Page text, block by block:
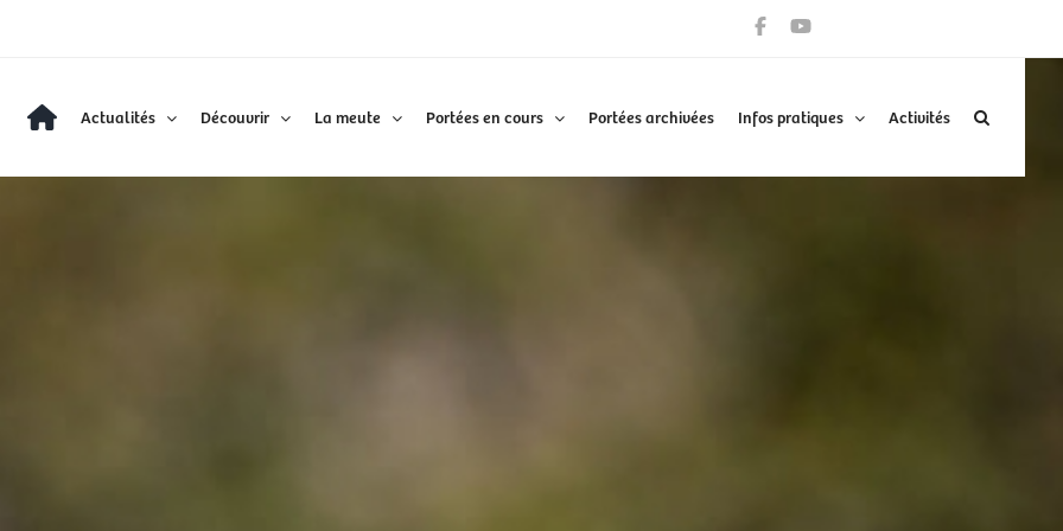
Actualités Découvrir La meute Portées en cours Portées archivées Infos pratiques Activités